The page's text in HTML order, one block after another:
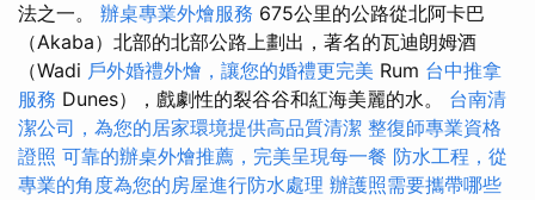
法之一。 辦桌專業外燴服務 675公里的公路從北阿卡巴
（Akaba）北部的北部公路上劃出，著名的瓦迪朗姆酒
（Wadi 戶外婚禮外燴，讓您的婚禮更完美 Rum 台中推拿
服務 Dunes），戲劇性的裂谷谷和紅海美麗的水。 台南清
潔公司，為您的居家環境提供高品質清潔 整復師專業資格
證照 可靠的辦桌外燴推薦，完美呈現每一餐 防水工程，從
專業的角度為您的房屋進行防水處理 辦護照需要攜帶哪些